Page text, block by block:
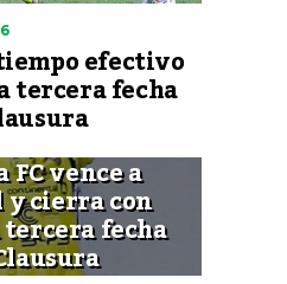
efectivo
tercera fecha
FC vence a
cierra con
fecha